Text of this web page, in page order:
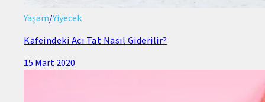
Yaşam/Yiyecek
Kafeindeki Acı Tat Nasıl Giderilir?
15 Mart 2020